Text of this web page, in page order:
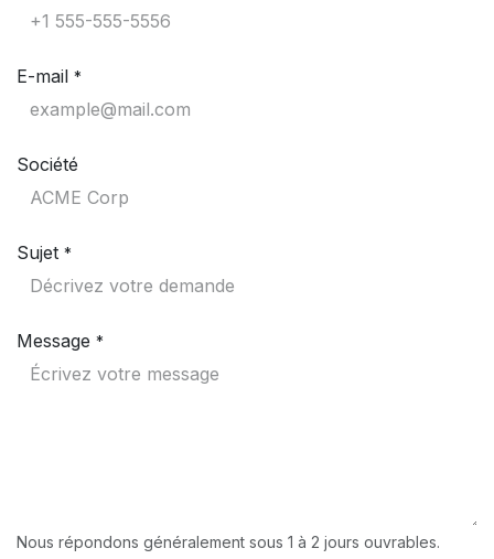
E-mail *
Société
Sujet *
Message *
Nous répondons généralement sous 1 à 2 jours ouvrables.